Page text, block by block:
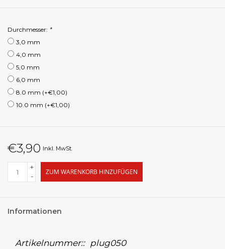
Durchmesser: *
3,0 mm
4,0 mm
5,0 mm
6,0 mm
8.0 mm (+€1,00)
10.0 mm (+€1,00)
€3,90 Inkl. MwSt.
+
-
ZUM WARENKORB HINZUFÜGEN
Informationen
Artikelnummer:: plug050